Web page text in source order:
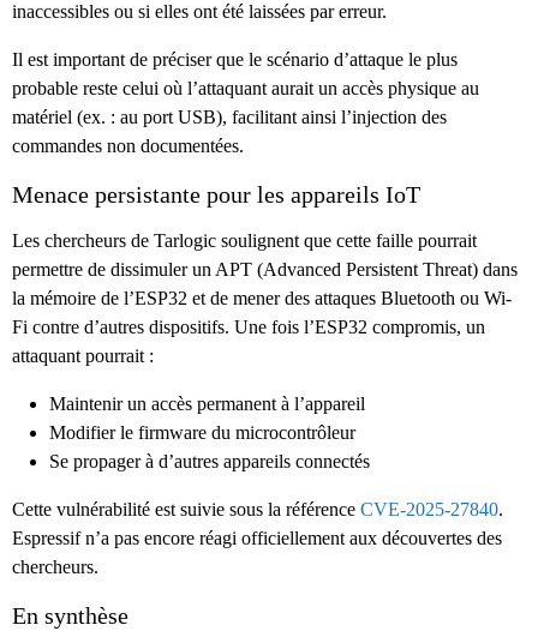
inaccessibles ou si elles ont été laissées par erreur.
Il est important de préciser que le scénario d’attaque le plus
probable reste celui où l’attaquant aurait un accès physique au
matériel (ex. : au port USB), facilitant ainsi l’injection des
commandes non documentées.
Menace persistante pour les appareils IoT
Les chercheurs de Tarlogic soulignent que cette faille pourrait
permettre de dissimuler un APT (Advanced Persistent Threat) dans
la mémoire de l’ESP32 et de mener des attaques Bluetooth ou Wi-
Fi contre d’autres dispositifs. Une fois l’ESP32 compromis, un
attaquant pourrait :
Maintenir un accès permanent à l’appareil
Modifier le firmware du microcontrôleur
Se propager à d’autres appareils connectés
Cette vulnérabilité est suivie sous la référence CVE-2025-27840.
Espressif n’a pas encore réagi officiellement aux découvertes des
chercheurs.
En synthèse